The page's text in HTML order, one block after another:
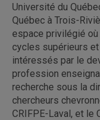
Université du
Québec à Trois-
espace privilégié
cycles supérieurs
intéressés par le
profession
recherche sous la
chercheurs
CRIFPE-Laval, et le